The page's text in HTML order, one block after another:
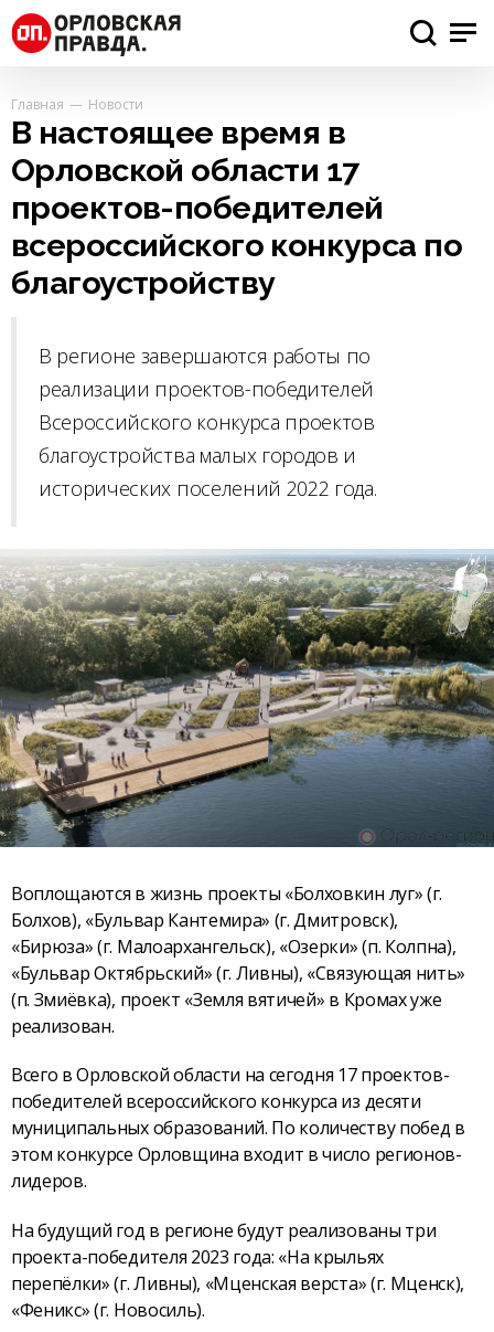
Главная Новости
В настоящее время в
Орловской области 17
проектов-победителей
всероссийского конкурса по
благоустройству
В регионе завершаются работы по
реализации проектов-победителей
Всероссийского конкурса проектов
благоустройства малых городов и
исторических поселений 2022 года.
Воплощаются в жизнь проекты «Болховкин луг» (г.
Болхов), «Бульвар Кантемира» (г. Дмитровск),
«Бирюза» (г. Малоархангельск), «Озерки» (п. Колпна),
«Бульвар Октябрьский» (г. Ливны), «Связующая нить»
(п. Змиёвка), проект «Земля вятичей» в Кромах уже
реализован.
Всего в Орловской области на сегодня 17 проектов-
победителей всероссийского конкурса из десяти
муниципальных образований. По количеству побед в
этом конкурсе Орловщина входит в число регионов-
лидеров.
На будущий год в регионе будут реализованы три
проекта-победителя 2023 года: «На крыльях
перепёлки» (г. Ливны), «Мценская верста» (г. Мценск),
«Феникс» (г. Новосиль).